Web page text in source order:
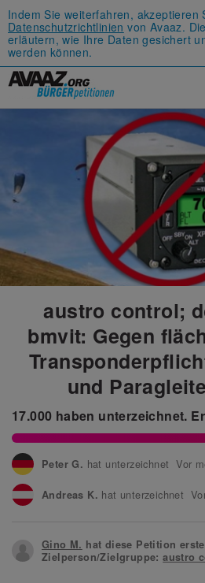
Indem Sie weiterfahren, akzeptieren
Datenschutzrichtlinien von Avaaz.
erläutern, wie Ihre Daten gesichert
werden können.
austro control;
bmvit: Gegen
und
17.000 haben unterzeichnet.
Peter G. hat unterzeichnet Vor
Andreas K. hat unterzeichnet
Sabine B. hat unterzeichnet Vor
Gino M. hat diese Petition
Zielperson/Zielgruppe:austro